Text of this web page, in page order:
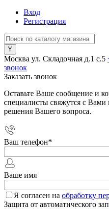
Вход
Регистрация
Москва ул. Складочная д.1 c.5
звонок
Заказать звонок
Оставьте Ваше сообщение и
специалисты свяжутся с
решения Вашего вопроса.
Ваш телефон*
Ваше имя
Я согласен на обработку
Защита от автоматического